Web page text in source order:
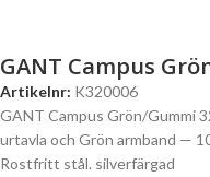
GANT Campus
Artikelnr: K320006
GANT Campus Grön/Gummi
urtavla och Grön armband —
Rostfritt stål. silverfärgad